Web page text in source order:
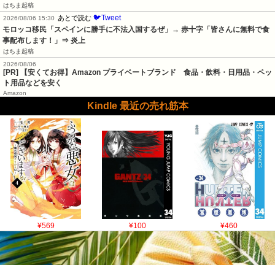
はちま起稿
2026/08/06 15:30 あとで読む 🐦Tweet
モロッコ移民「スペインに勝手に不法入国するぜ」→ 赤十字「皆さんに無料で食
事配布します！」⇒ 炎上
はちま起稿
2026/08/06
[PR] 【安くてお得】Amazon プライベートブランド 食品・飲料・日用品・ペッ
ト用品などを安く
Amazon
Kindle 最近の売れ筋本
¥569 ¥100 ¥460